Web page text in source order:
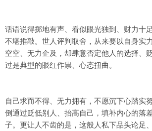
话语说得掷地有声、看似眼光独到、财力十
不堪推敲。世人评判取舍，从来要以自身实
空空、无力企及，却肆意否定他人的选择、
过是典型的眼红作祟、心态扭曲。
自己求而不得、无力拥有，不愿沉下心踏实
倒通过贬低别人、抬高自己，填补内心的落
子。更让人不齿的是，这般人私下品头论足